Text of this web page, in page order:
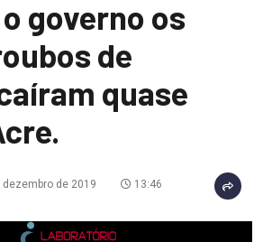
governo os
de
quase
dezembro de 2019 13:46